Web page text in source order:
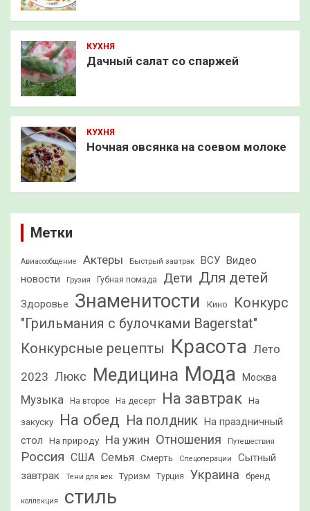
КУХНЯ
Дачный салат со спаржей
КУХНЯ
Ночная овсянка на соевом молоке
Метки
Авиасообщение Актеры Быстрый завтрак ВСУ Видео
новости
Грузия Губная помада Дети Для детей
Здоровье Знаменитости Кино
Конкурс
"Грильмания с булочками Bagerstat"
Конкурсные рецепты Красота Лето
2023 Люкс Медицина Мода Москва
Музыка На второе На десерт На завтрак На
закуску На обед На полдник На праздничный
стол
На природу На ужин Отношения Путешествия
Россия США Семья Смерть Спецоперации
Сытный
завтрак
Тени для век Туризм Турция Украина бренд
коллекция стиль